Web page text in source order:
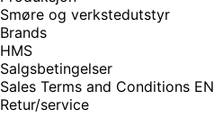
Smøre og verkstedutstyr
Brands
HMS
Salgsbetingelser
Sales Terms and Conditions EN
Retur/service